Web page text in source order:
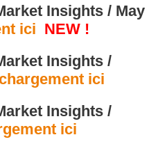
Insights / May
ici NEW !
Insights /
ici
Insights /
ici